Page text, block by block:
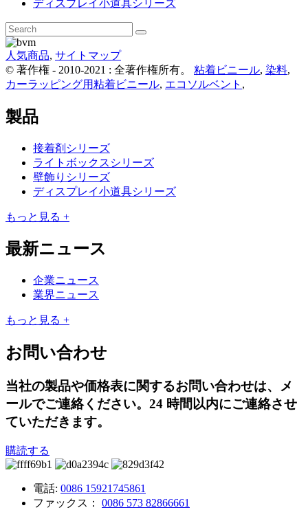
ディスプレイ小道具シリーズ
人気商品, サイトマップ
© 著作権 - 2010-2021 : 全著作権所有。
粘着ビニール, 染料,
カーラッピング用粘着ビニール, エコソルベント ,
製品
接着剤シリーズ
ライトボックスシリーズ
壁飾りシリーズ
ディスプレイ小道具シリーズ
もっと見る +
最新ニュース
企業ニュース
業界ニュース
もっと見る +
お問い合わせ
当社の製品や価格表に関するお問い合わせは、メ
ールでご連絡ください。24 時間以内にご連絡させ
ていただきます。
購読する
電話: 0086 15921745861
ファックス：
0086 573 82866661